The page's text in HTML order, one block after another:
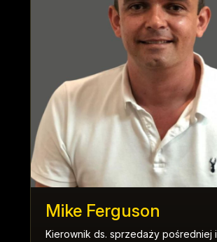
Mike Ferguson
Kierownik ds. sprzedaży pośredniej i